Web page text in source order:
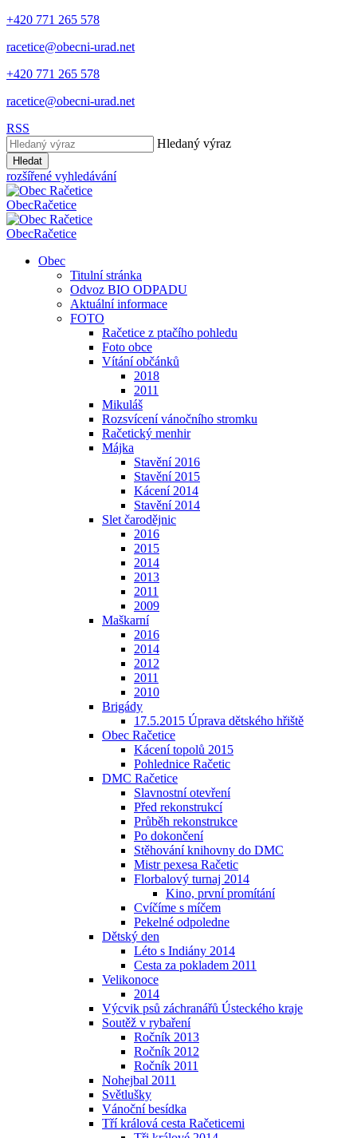
+420 771 265 578
racetice@obecni-urad.net
+420 771 265 578
racetice@obecni-urad.net
RSS
Hledaný výraz
Hledat
rozšířené vyhledávání
ObecRačetice
ObecRačetice
Obec
Titulní stránka
Odvoz BIO ODPADU
Aktuální informace
FOTO
Račetice z ptačího pohledu
Foto obce
Vítání občánků
2018
2011
Mikuláš
Rozsvícení vánočního stromku
Račetický menhir
Májka
Stavění 2016
Stavění 2015
Kácení 2014
Stavění 2014
Slet čarodějnic
2016
2015
2014
2013
2011
2009
Maškarní
2016
2014
2012
2011
2010
Brigády
17.5.2015 Úprava dětského hřiště
Obec Račetice
Kácení topolů 2015
Pohlednice Račetic
DMC Račetice
Slavnostní otevření
Před rekonstrukcí
Průběh rekonstrukce
Po dokončení
Stěhování knihovny do DMC
Mistr pexesa Račetic
Florbalový turnaj 2014
Kino, první promítání
Cvíčíme s míčem
Pekelné odpoledne
Dětský den
Léto s Indiány 2014
Cesta za pokladem 2011
Velikonoce
2014
Výcvik psů záchranářů Ústeckého kraje
Soutěž v rybaření
Ročník 2013
Ročník 2012
Ročník 2011
Nohejbal 2011
Světlušky
Vánoční besídka
Tří králová cesta Račeticemi